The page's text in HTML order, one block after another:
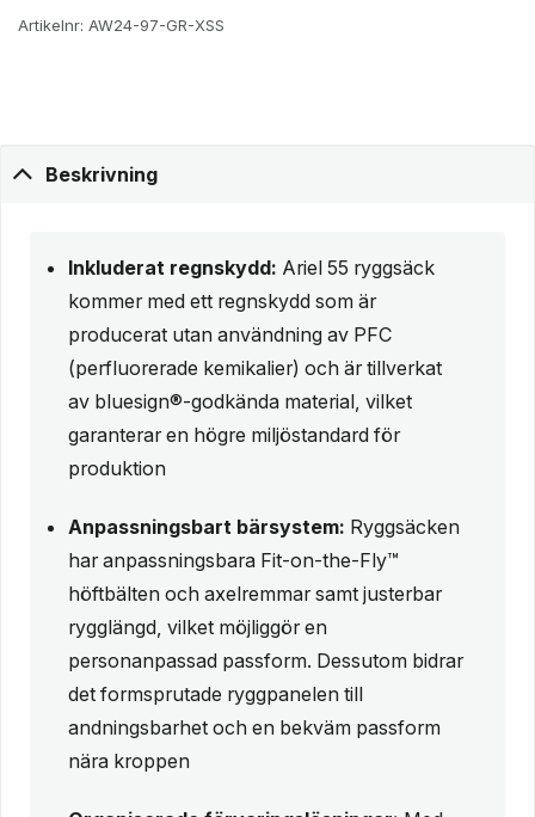
Artikelnr: AW24-97-GR-XSS
Beskrivning
Inkluderat regnskydd: Ariel 55 ryggsäck
kommer med ett regnskydd som är
producerat utan användning av PFC
(perfluorerade kemikalier) och är tillverkat
av bluesign®-godkända material, vilket
garanterar en högre miljöstandard för
produktion
Anpassningsbart bärsystem: Ryggsäcken
har anpassningsbara Fit-on-the-Fly™
höftbälten och axelremmar samt justerbar
rygglängd, vilket möjliggör en
personanpassad passform. Dessutom bidrar
det formsprutade ryggpanelen till
andningsbarhet och en bekväm passform
nära kroppen